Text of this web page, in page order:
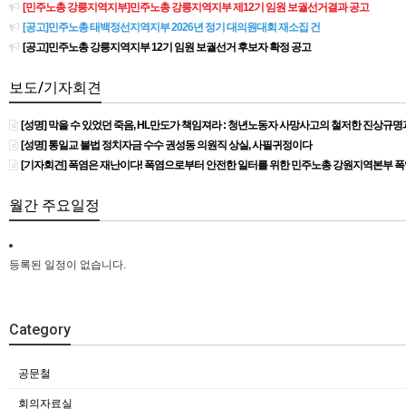
[민주노총 강릉지역지부]민주노총 강릉지역지부 제12기 임원 보궐선거결과 공고
[공고]민주노총 태백정선지역지부 2026년 정기 대의원대회 재소집 건
[공고]민주노총 강릉지역지부 12기 임원 보궐선거 후보자 확정 공고
보도/기자회견
[성명] 막을 수 있었던 죽음, HL만도가 책임져라 : 청년노동자 사망사고의 철저한 진상규
[성명] 통일교 불법 정치자금 수수 권성동 의원직 상실, 사필귀정이다
[기자회견] 폭염은 재난이다! 폭염으로부터 안전한 일터를 위한 민주노총 강원지역본부
월간 주요일정
등록된 일정이 없습니다.
Category
공문철
회의자료실